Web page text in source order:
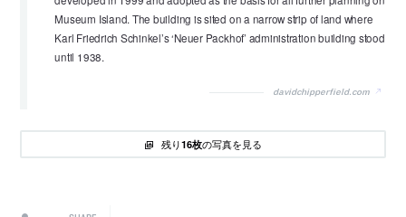
Museum Island. The building is sited on a narrow strip of land where
Karl Friedrich Schinkel’s ‘Neuer Packhof’ administration building stood
until 1938.
davidchipperfield.com
残り16枚の写真を見る